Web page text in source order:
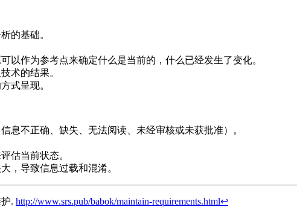
的基础。
以作为参考点来确定什么是当前的，什么已经发生了变化。
术的结果。
式呈现。
息不正确、缺失、无法阅读、未经审核或未获批准）。
估当前状态。
，导致信息过载和混淆。
. http://www.srs.pub/babok/maintain-requirements.html↩︎